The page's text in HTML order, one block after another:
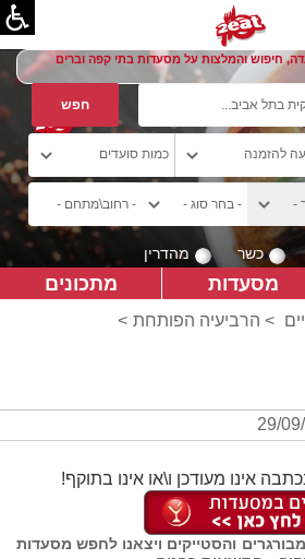
חיפוש והמלצות על מסעדות בתי קפה וברים
כשר מהדרין
מסעדות מתכונים
> הרביעיה הפותחת >
29/
אינו מעודכן ו\או אינו בתוקף!
והסטייקים ויצאנו לחפש מסעדות